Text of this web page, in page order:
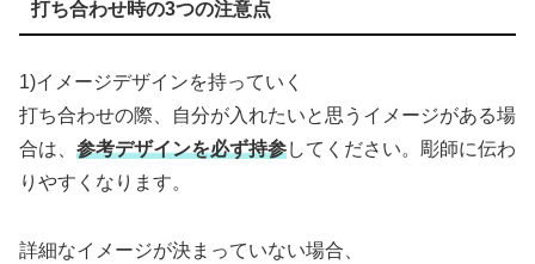
打ち合わせ時の3つの注意点
1)イメージデザインを持っていく
打ち合わせの際、自分が入れたいと思うイメージがある場
合は、 参考デザインを必ず持参してください。彫師に伝わ
りやすくなります。
詳細なイメージが決まっていない場合、